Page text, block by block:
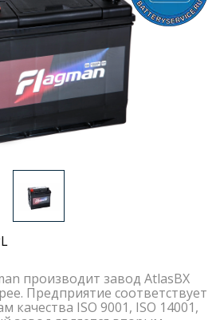
производит завод AtlasBX
Предприятие соответствует
качества ISO 9001, ISO 14001,